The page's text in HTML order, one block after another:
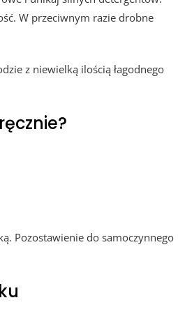
W przeciwnym razie drobne
z niewielką ilością łagodnego
Pozostawienie do samoczynnego